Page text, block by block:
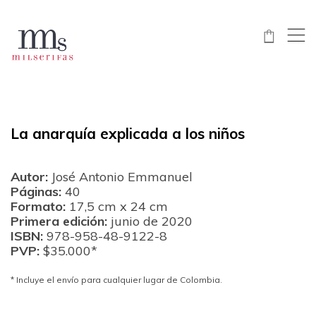
$ ,
La anarquía explicada a los niños
Autor: José Antonio Emmanuel
Páginas: 40
Formato: 17,5 cm x 24 cm
Primera edición: junio de 2020
ISBN: 978-958-48-9122-8
PVP: $35.000*
* Incluye el envío para cualquier lugar de Colombia.